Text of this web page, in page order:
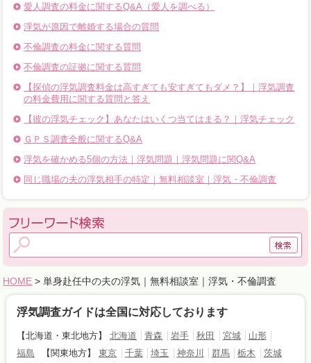
愛人調査の料金に関するQ&A（愛人を調べる）
浮気が原因で離婚する場合の質問
不倫調査の料金に関する質問
不倫調査の証拠に関する質問
【探偵の浮気調査料金は高すぎても安すぎてもダメ？】｜浮気調査
の料金費用に関する質問と答え
【彼の浮気チェック】あなたはいくつ当てはまる？｜浮気チェック
ＧＰＳ調査全般に関するQ&A
浮気を確かめる5個の方法｜浮気問題｜浮気問題に関Q&A
同じ職場の夫の浮気相手の特定｜無料相談室｜浮気・不倫調査
HOME > 単身赴任中の夫の浮気｜無料相談室｜浮気・不倫調査
浮気調査ガイドは全国に対応しております
【北海道・東北地方】 北海道 青森 岩手 秋田 宮城
山形
福島
【関東地方】 東京 千葉 埼玉 神奈川 群馬 栃木
茨城